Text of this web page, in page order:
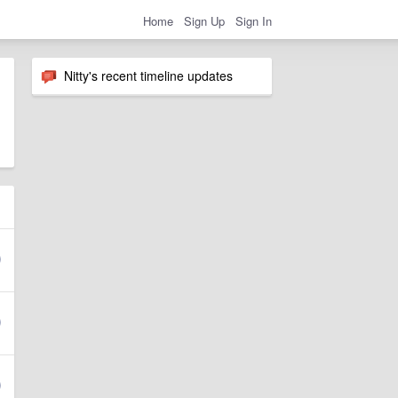
Home Sign Up Sign In
Nitty's recent timeline updates